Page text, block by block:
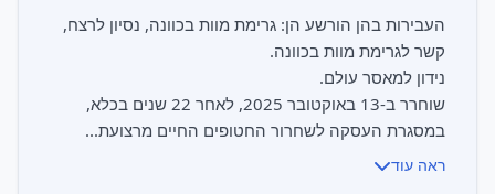
העבירות בהן הורשע הן: גרימת מוות בכוונה, נסיון לרצח,
שוחרר ב-13 באוקטובר 2025, לאחר 22 שנים בכלא,
במסגרת העסקה לשחרור החטופים החיים מרצועת...
ראה עוד